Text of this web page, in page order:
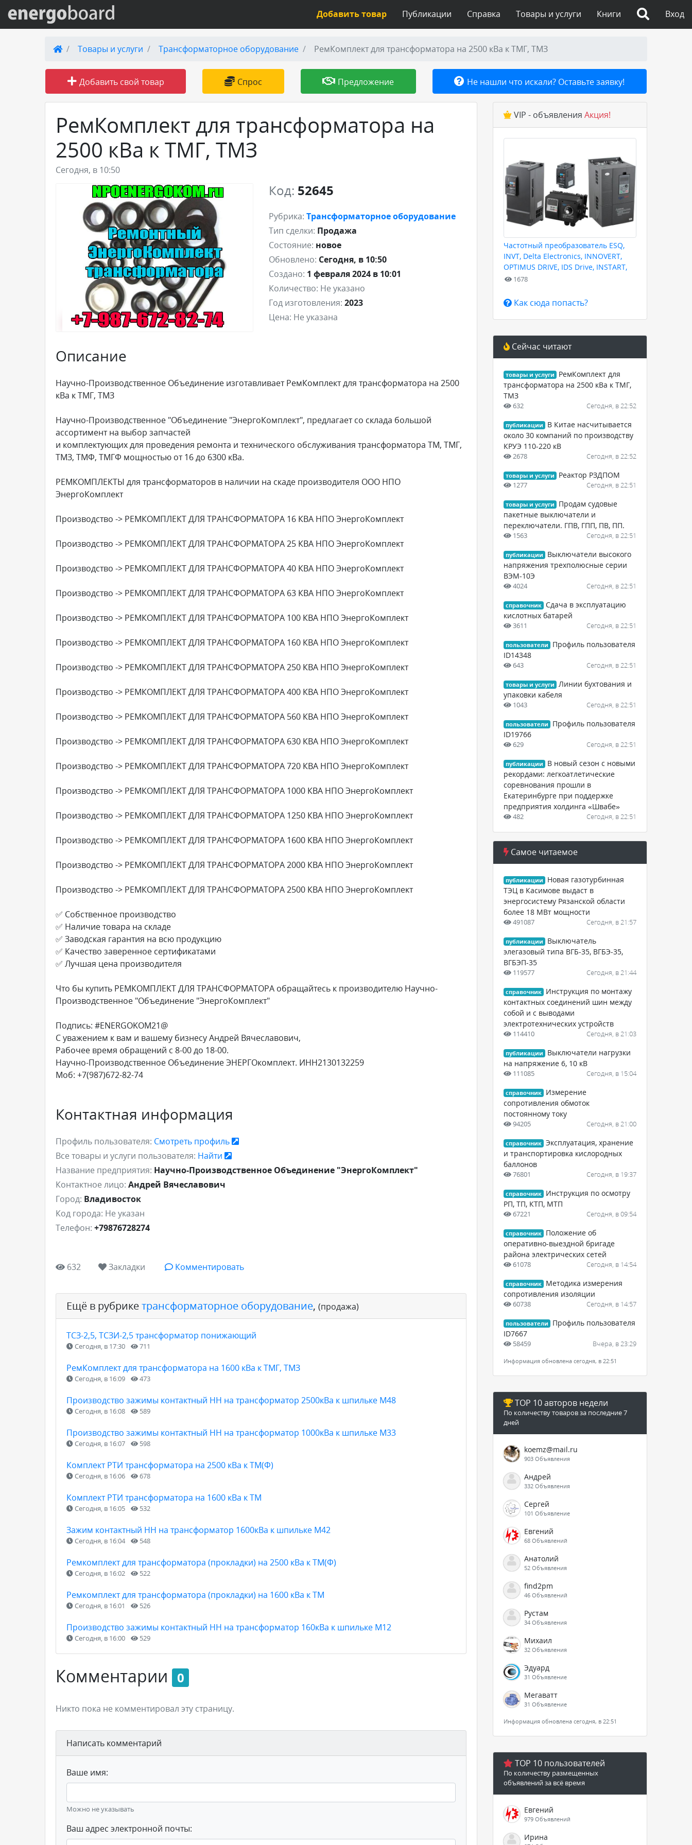
Вход на сайт
Поиск по сайту
Публикации
Справка
Товары и услуги
Добавить товар или услугу
Вход
Книги
Товары и услуги
Справка
Публикации
Добавить товар
Товары и услуги Трансформаторное оборудование РемКомплект для трансформатора на 2500 кВа к ТМГ, ТМЗ
Добавить свой товар Спрос Предложение Не нашли что искали? Оставьте заявку!
РемКомплект для трансформатора на
2500 кВа к ТМГ, ТМЗ
Сегодня, в 10:50
Код: 52645
Рубрика: Трансформаторное оборудование
Тип сделки: Продажа
Состояние: новое
Обновлено: Сегодня, в 10:50
Создано: 1 февраля 2024 в 10:01
Количество: Не указано
Год изготовления: 2023
Цена: Не указана
Описание
Научно-Производственное Объединение изготавливает РемКомплект для трансформатора на 2500
кВа к ТМГ, ТМЗ
Научно-Производственное "Объединение "ЭнергоКомплект", предлагает со склада большой
ассортимент на выбор запчастей
и комплектующих для проведения ремонта и технического обслуживания трансформатора ТМ, ТМГ,
ТМЗ, ТМФ, ТМГФ мощностью от 16 до 6300 кВа.
РЕМКОМПЛЕКТЫ для трансформаторов в наличии на скаде производителя ООО НПО
ЭнергоКомплект
Производство -> РЕМКОМПЛЕКТ ДЛЯ ТРАНСФОРМАТОРА 16 КВА НПО ЭнергоКомплект
Производство -> РЕМКОМПЛЕКТ ДЛЯ ТРАНСФОРМАТОРА 25 КВА НПО ЭнергоКомплект
Производство -> РЕМКОМПЛЕКТ ДЛЯ ТРАНСФОРМАТОРА 40 КВА НПО ЭнергоКомплект
Производство -> РЕМКОМПЛЕКТ ДЛЯ ТРАНСФОРМАТОРА 63 КВА НПО ЭнергоКомплект
Производство -> РЕМКОМПЛЕКТ ДЛЯ ТРАНСФОРМАТОРА 100 КВА НПО ЭнергоКомплект
Производство -> РЕМКОМПЛЕКТ ДЛЯ ТРАНСФОРМАТОРА 160 КВА НПО ЭнергоКомплект
Производство -> РЕМКОМПЛЕКТ ДЛЯ ТРАНСФОРМАТОРА 250 КВА НПО ЭнергоКомплект
Производство -> РЕМКОМПЛЕКТ ДЛЯ ТРАНСФОРМАТОРА 400 КВА НПО ЭнергоКомплект
Производство -> РЕМКОМПЛЕКТ ДЛЯ ТРАНСФОРМАТОРА 560 КВА НПО ЭнергоКомплект
Производство -> РЕМКОМПЛЕКТ ДЛЯ ТРАНСФОРМАТОРА 630 КВА НПО ЭнергоКомплект
Производство -> РЕМКОМПЛЕКТ ДЛЯ ТРАНСФОРМАТОРА 720 КВА НПО ЭнергоКомплект
Производство -> РЕМКОМПЛЕКТ ДЛЯ ТРАНСФОРМАТОРА 1000 КВА НПО ЭнергоКомплект
Производство -> РЕМКОМПЛЕКТ ДЛЯ ТРАНСФОРМАТОРА 1250 КВА НПО ЭнергоКомплект
Производство -> РЕМКОМПЛЕКТ ДЛЯ ТРАНСФОРМАТОРА 1600 КВА НПО ЭнергоКомплект
Производство -> РЕМКОМПЛЕКТ ДЛЯ ТРАНСФОРМАТОРА 2000 КВА НПО ЭнергоКомплект
Производство -> РЕМКОМПЛЕКТ ДЛЯ ТРАНСФОРМАТОРА 2500 КВА НПО ЭнергоКомплект
✅ Собственное производство
✅ Наличие товара на складе
✅ Заводская гарантия на всю продукцию
✅ Качество заверенное сертификатами
✅ Лучшая цена производителя
Что бы купить РЕМКОМПЛЕКТ ДЛЯ ТРАНСФОРМАТОРА обращайтесь к производителю Научно-
Производственное "Объединение "ЭнергоКомплект"
Подпись: #ENERGOKOM21@
С уважением к вам и вашему бизнесу Андрей Вячеславович,
Рабочее время обращений с 8-00 до 18-00.
Научно-Производственное Объединение ЭНЕРГОкомплект. ИНН2130132259
Моб: +7(987)672-82-74
Контактная информация
Профиль пользователя: Смотреть профиль
Все товары и услуги пользователя: Найти
Название предприятия: Научно-Производственное Объединение "ЭнергоКомплект"
Контактное лицо: Андрей Вячеславович
Город: Владивосток
Код города: Не указан
Телефон: +79876728274
632 Закладки Комментировать
Ещё в рубрикетрансформаторное оборудование, (продажа)
ТСЗ-2,5, ТСЗИ-2,5 трансформатор понижающий
Сегодня, в 17:30 711
РемКомплект для трансформатора на 1600 кВа к ТМГ, ТМЗ
Сегодня, в 16:09 473
Производство зажимы контактный НН на трансформатор 2500кВа к шпильке М48
Сегодня, в 16:08 589
Производство зажимы контактный НН на трансформатор 1000кВа к шпильке М33
Сегодня, в 16:07 598
Комплект РТИ трансформатора на 2500 кВа к ТМ(Ф)
Сегодня, в 16:06 678
Комплект РТИ трансформатора на 1600 кВа к ТМ
Сегодня, в 16:05 532
Зажим контактный НН на трансформатор 1600кВа к шпильке М42
Сегодня, в 16:04 548
Ремкомплект для трансформатора (прокладки) на 2500 кВа к ТМ(Ф)
Сегодня, в 16:02 522
Ремкомплект для трансформатора (прокладки) на 1600 кВа к ТМ
Сегодня, в 16:01 526
Производство зажимы контактный НН на трансформатор 160кВа к шпильке М12
Сегодня, в 16:00 529
Комментарии 0
Никто пока не комментировал эту страницу.
Написать комментарий
Ваше имя:
Можно не указывать
Ваш адрес электронной почты:
VIP - объявления Акция!
Частотный преобразователь ESQ,
INVT, Delta Electronics, INNOVERT,
OPTIMUS DRIVE, IDS Drive, INSTART,
HYUNDAI для любых задач
1678
Как сюда попасть?
Сейчас читают
товары и услуги
РемКомплект для
трансформатора на 2500 кВа к ТМГ,
ТМЗ
632 Сегодня, в 22:52
публикации
В Китае насчитывается
около 30 компаний по производству
КРУЭ 110-220 кВ
2678 Сегодня, в 22:52
товары и услуги Реактор РЗДПОМ
1277 Сегодня, в 22:51
товары и услуги
Продам судовые
пакетные выключатели и
переключатели. ГПВ, ГПП, ПВ, ПП.
1563 Сегодня, в 22:51
публикации
Выключатели высокого
напряжения трехполюсные серии
ВЭМ-10Э
4024 Сегодня, в 22:51
справочник Сдача в эксплуатацию
кислотных батарей
3611 Сегодня, в 22:51
пользователи
Профиль пользователя
ID14348
643 Сегодня, в 22:51
товары и услуги
Линии бухтования и
упаковки кабеля
1043 Сегодня, в 22:51
пользователи
Профиль пользователя
ID19766
629 Сегодня, в 22:51
публикации
В новый сезон с новыми
рекордами: легкоатлетические
соревнования прошли в
Екатеринбурге при поддержке
предприятия холдинга «Швабе»
482 Сегодня, в 22:51
Самое читаемое
публикации
Новая газотурбинная
ТЭЦ в Касимове выдаст в
энергосистему Рязанской области
более 18 МВт мощности
491087 Сегодня, в 21:57
публикации
Выключатель
элегазовый типа ВГБ-35, ВГБЭ-35,
ВГБЭП-35
119577 Сегодня, в 21:44
справочник
Инструкция по монтажу
контактных соединений шин между
собой и с выводами
электротехнических устройств
114410 Сегодня, в 21:03
публикации
Выключатели нагрузки
на напряжение 6, 10 кВ
111085 Сегодня, в 15:04
справочник
Измерение
сопротивления обмоток
постоянному току
94205 Сегодня, в 21:00
справочник Эксплуатация, хранение
и транспортировка кислородных
баллонов
76801 Сегодня, в 19:37
справочник
Инструкция по осмотру
РП, ТП, КТП, МТП
67221 Сегодня, в 09:54
справочник
Положение об
оперативно-выездной бригаде
района электрических сетей
61078 Сегодня, в 14:54
справочник
Методика измерения
сопротивления изоляции
60738 Сегодня, в 14:57
пользователи
Профиль пользователя
ID7667
58459 Вчера, в 23:29
Информация обновлена сегодня, в 22:51
TOP 10 авторов недели
По количеству товаров за последние 7
дней
koemz@mail.ru
903 Объявления
Андрей
332 Объявления
Сергей
101 Объявление
Евгений
68 Объявлений
Анатолий
52 Объявления
find2pm
46 Объявлений
Рустам
34 Объявления
Михаил
32 Объявления
Эдуард
31 Объявление
Мегаватт
31 Объявление
Информация обновлена сегодня, в 22:51
TOP 10 пользователей
По количеству размещенных
объявлений за всё время
Евгений
979 Объявлений
Ирина